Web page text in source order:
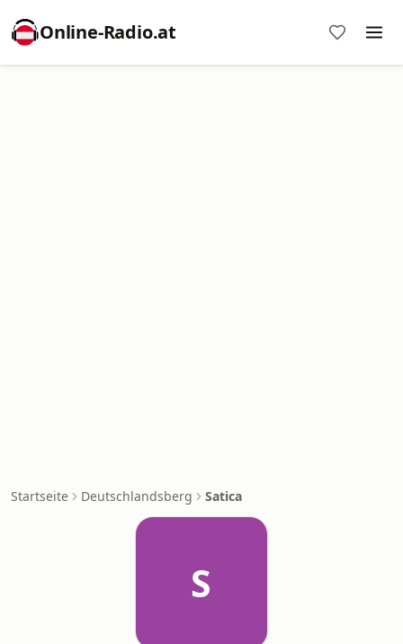
Online‑Radio.at
Startseite Deutschlandsberg Satica
S